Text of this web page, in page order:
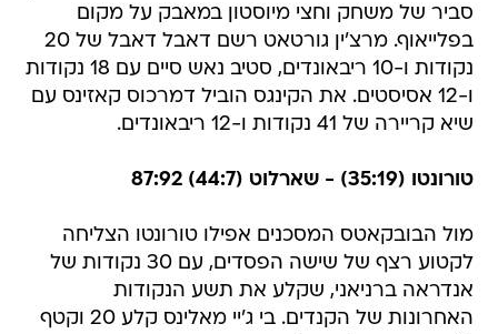
סביר של משחק וחצי מיוסטון במאבק על מקום
בפלייאוף. מרצ'ין גורטאט רשם דאבל דאבל של 20
נקודות ו-10 ריבאונדים, סטיב נאש סיים עם 18 נקודות
ו-12 אסיסטים. את הקינגס הוביל דמרכוס קאזינס עם
שיא קריירה של 41 נקודות ו-12 ריבאונדים.
טורונטו (35:19) - שארלוט (44:7) 87:92
מול הבובקאטס המסכנים אפילו טורונטו הצליחה
לקטוע רצף של שישה הפסדים, עם 30 נקודות של
אנדראה ברניאני, שקלע את תשע הנקודות
האחרונות של הקנדים. בי ג'יי מאלינס קלע 20 וקטף